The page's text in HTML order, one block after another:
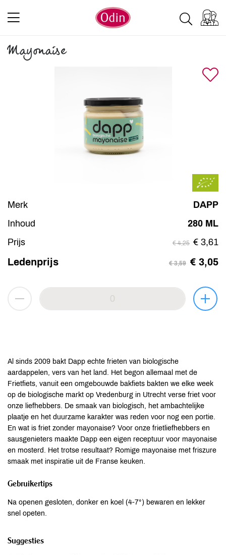
Mayonaise
Merk
DAPP
Inhoud
280 ML
Prijs
€ 4,25 € 3,61
Ledenprijs € 3,59 € 3,05
Al sinds 2009 bakt Dapp echte frieten van biologische
aardappelen, vers van het land. Het begon allemaal met de
Frietfiets, vanuit een omgebouwde bakfiets bakten we elke week
op de biologische markt op Vredenburg in Utrecht verse friet voor
onze liefhebbers. De smaak van biologisch, het ambachtelijke
plaatje en het duurzame karakter was reden voor nog een portie.
En wat is friet zonder mayonaise? Voor onze frietliefhebbers en
sausgenieters maakte Dapp een eigen receptuur voor mayonaise
en mosterd. Het trotse resultaat? Romige mayonaise met friszure
smaak met inspiratie uit de Franse keuken.
Gebruikertips
Na openen gesloten, donker en koel (4-7°) bewaren en lekker
snel opeten.
Suggesties